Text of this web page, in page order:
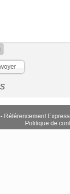
- Référencement Express
Politique de